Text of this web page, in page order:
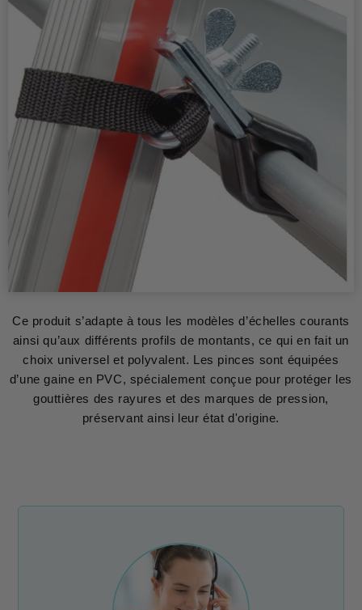
Ce produit s’adapte à tous les modèles d’échelles courants
ainsi qu’aux différents profils de montants, ce qui en fait un
choix universel et polyvalent. Les pinces sont équipées
d’une gaine en PVC, spécialement conçue pour protéger les
gouttières des rayures et des marques de pression,
préservant ainsi leur état d'origine.